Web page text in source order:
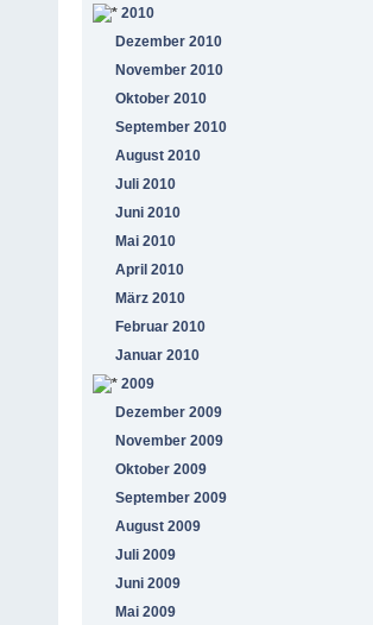
2010
Dezember 2010
November 2010
Oktober 2010
September 2010
August 2010
Juli 2010
Juni 2010
Mai 2010
April 2010
März 2010
Februar 2010
Januar 2010
2009
Dezember 2009
November 2009
Oktober 2009
September 2009
August 2009
Juli 2009
Juni 2009
Mai 2009